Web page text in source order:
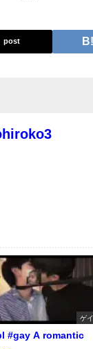
post
ゲイ
#gay A romantic